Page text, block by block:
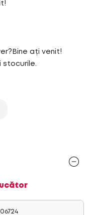
ați venit!
stocurile.